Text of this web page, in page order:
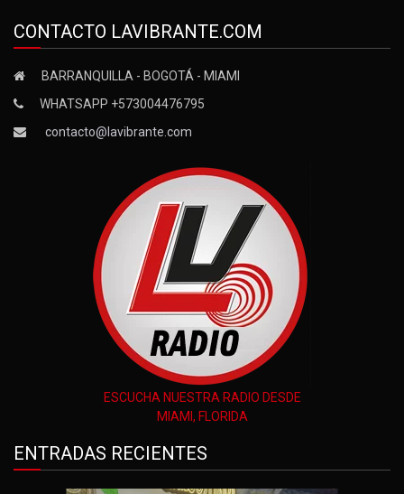
CONTACTO LAVIBRANTE.COM
BARRANQUILLA - BOGOTÁ - MIAMI
WHATSAPP +573004476795
contacto@lavibrante.com
ESCUCHA NUESTRA RADIO DESDE
MIAMI, FLORIDA
ENTRADAS RECIENTES